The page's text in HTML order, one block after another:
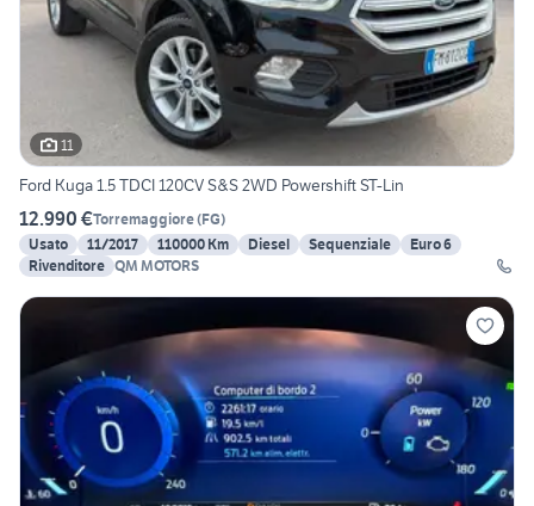
11
Ford Kuga 1.5 TDCI 120CV S&S 2WD Powershift ST-Lin
12.990 €Torremaggiore(FG)
Usato
11/2017 110000 Km Diesel Sequenziale
Euro 6
Rivenditore QM MOTORS